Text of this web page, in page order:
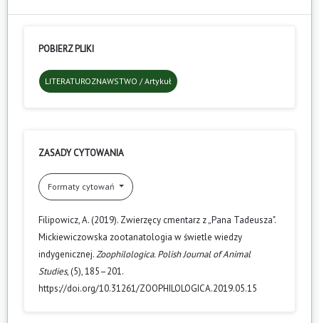
POBIERZ PLIKI
LITERATUROZNAWSTWO / Artykuł
ZASADY CYTOWANIA
Formaty cytowań
Filipowicz, A. (2019). Zwierzęcy cmentarz z „Pana Tadeusza".
Mickiewiczowska zootanatologia w świetle wiedzy
indygenicznej.Zoophilologica. Polish Journal of Animal
Studies, (5), 185–201.
https://doi.org/10.31261/ZOOPHILOLOGICA.2019.05.15